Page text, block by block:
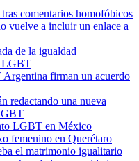
comentarios homofóbicos
vuelve a incluir un enlace a
de la igualdad
LGBT
firman un acuerdo
redactando una nueva
LGBT en México
femenino en Querétaro
el matrimonio igualitario